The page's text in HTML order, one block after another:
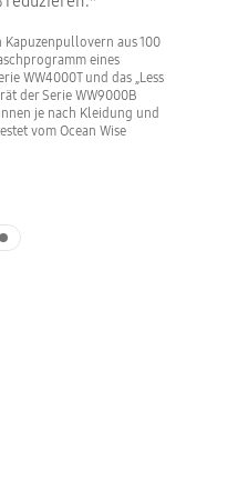
aus 100
eines
WW4000T und das „Less
der Serie WW9000B
je nach Kleidung und
vom Ocean Wise